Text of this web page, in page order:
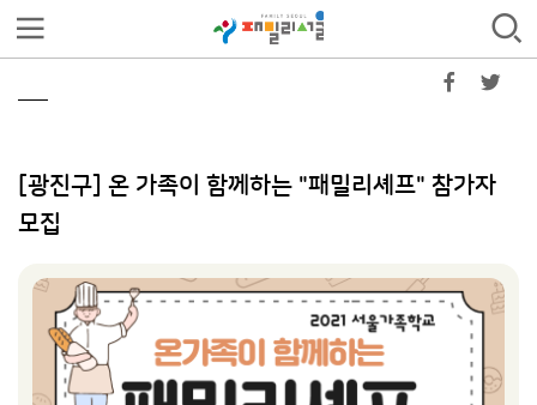
[광진구] 온 가족이 함께하는 "패밀리셰프" 참가자
모집